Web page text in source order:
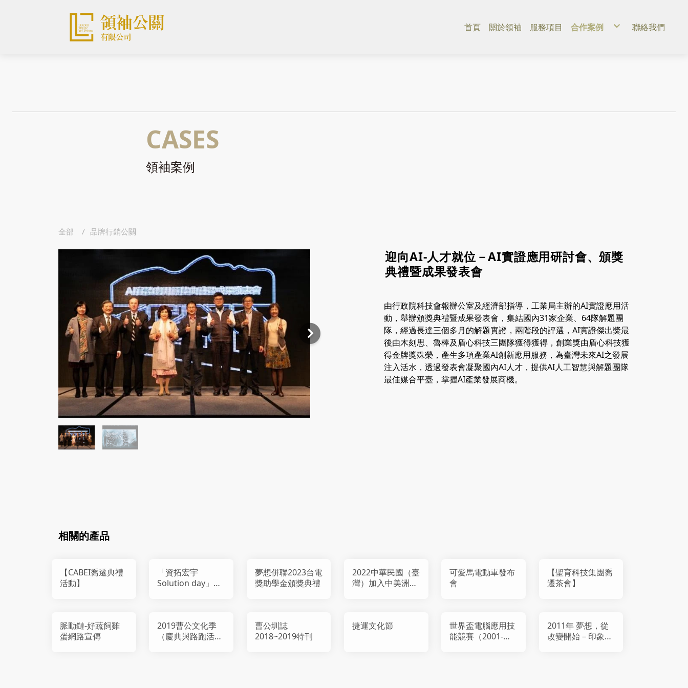
首頁 關於領袖 服務項目 合作案例 聯絡我們
CASES
領袖案例
迎向AI-人才就位－AI實證應用研討會、頒獎
典禮暨成果發表會
由行政院科技會報辦公室及經濟部指導，工業局主辦的AI實證應用活
動，舉辦頒獎典禮暨成果發表會，集結國內31家企業、64隊解題團
隊，經過長達三個多月的解題實證，兩階段的評選，AI實證傑出獎最
後由木刻思、魯棒及盾心科技三團隊獲得獲得，創業獎由盾心科技獲
得金牌獎殊榮，產生多項產業AI創新應用服務，為臺灣未來AI之發展
注入活水，透過發表會凝聚國內AI人才，提供AI人工智慧與解題團隊
最佳媒合平臺，掌握AI產業發展商機。
相關的產品
【CABEI喬遷典禮
活動】
「資拓宏宇
Solution day」活
夢想併聯2023台電
獎助學金頒獎典禮
2022中華民國（臺
灣）加入中美洲銀
祝活動
可愛馬電動車發布
會
【聖育科技集團喬
遷茶會】
脈動鏈-好蔬飼雞
蛋網路宣傳
2019曹公文化季
（慶典與路跑活
曹公圳誌
2018~2019特刊
捷運文化節
世界盃電腦應用技
能競賽（2001-
2011年 夢想，從
改變開始－印象展
全部 品牌行銷公關